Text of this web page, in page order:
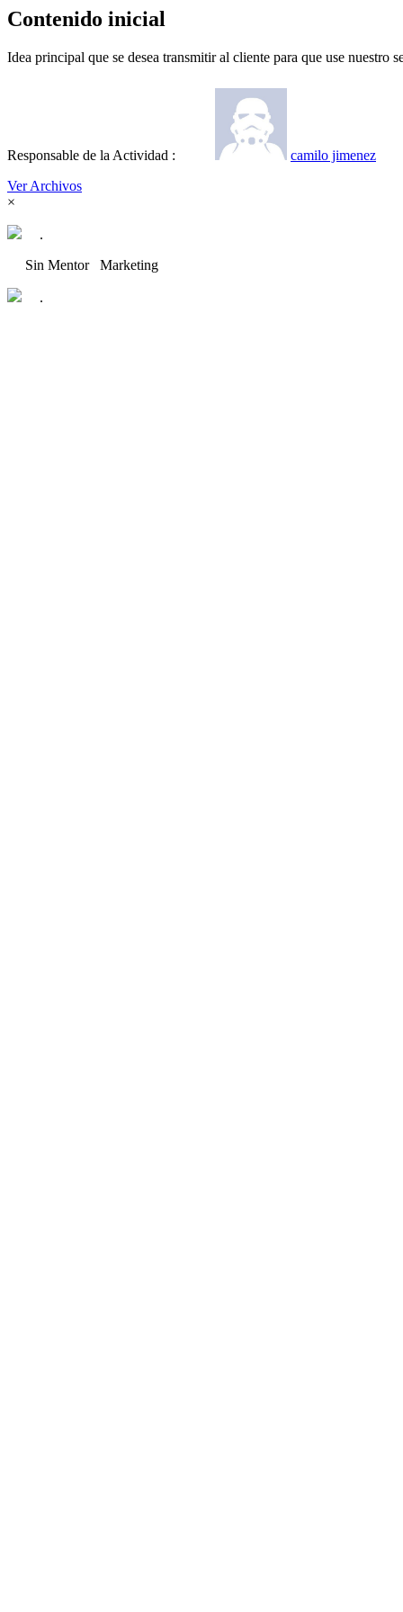
Contenido inicial
Idea principal que se desea transmitir al cliente para que use nuestro
Responsable de la Actividad :
camilo jimenez
Ver Archivos
×
.
Sin Mentor Marketing
.